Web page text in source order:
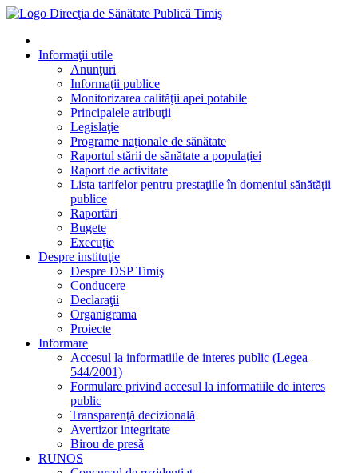
Informaţii utile
Anunţuri
Informaţii publice
Monitorizarea calităţii apei potabile
Principalele atribuţii
Legislaţie
Programe naţionale de sănătate
Raportul stării de sănătate a populaţiei
Raport de activitate
Lista tarifelor pentru prestaţiile în domeniul sănătăţii
publice
Raportări
Bugete
Execuţie
Despre instituţie
Despre DSP Timiş
Conducere
Declaraţii
Organigrama
Proiecte
Informare
Accesul la informatiile de interes public (Legea
544/2001)
Formulare privind accesul la informatiile de interes
public
Transparenţă decizională
Avertizor integritate
Birou de presă
RUNOS